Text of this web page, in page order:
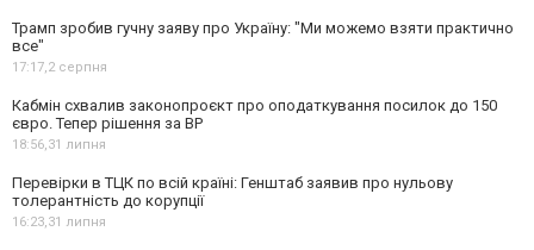
Трамп зробив гучну заяву про Україну: "Ми можемо взяти практично
все"
17:17,2 серпня
Кабмін схвалив законопроєкт про оподаткування посилок до 150
євро. Тепер рішення за ВР
18:56,31 липня
Перевірки в ТЦК по всій країні: Генштаб заявив про нульову
толерантність до корупції
16:23,31 липня